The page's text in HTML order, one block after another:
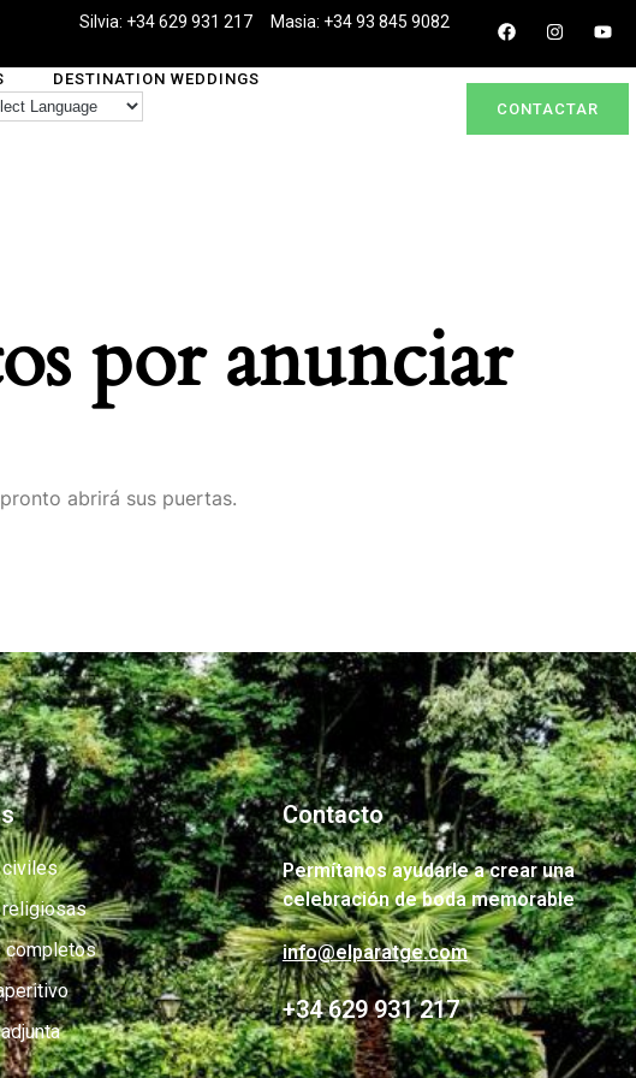
Silvia: +34 629 931 217 Masia: +34 93 845 9082
DESTINATION WEDDINGS
CONTACTAR
por anunciar
abrirá sus puertas.
completos
Contacto
Permítanos ayudarle a crear una
celebración de boda memorable
info@elparatge.com
+34 629 931 217